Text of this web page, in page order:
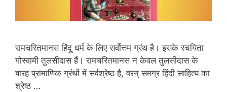
रामचरितमानस हिंदू धर्म के लिए सर्वोत्तम ग्रंथ है। इसके रचयिता
गोस्वामी तुलसीदास हैं। रामचरितमानस न केवल तुलसीदास के
बारह प्रामाणिक ग्रंथों में सर्वश्रेष्ठ है, वरन् समग्र हिंदी साहित्य का
श्रेष्ठ …